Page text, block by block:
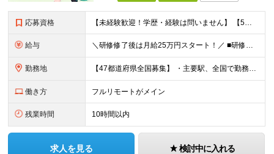
応募資格 【未経験歓迎！学歴・経験は問いません】 【5名以上の積極採用を予定！】 事業拡大中につき、 これからイラストレーターを目指したい方を積極採用中です！ 「イラストを仕事にしてみたい」 「好きなことを
給与 ＼研修修了後は月給25万円スタート！／ ■研修修了後 月給25万円＋賞与＋インセンティブ賞与 ※残業代は別途支給 ▽研修期間▽ 【未経験者】 ▶ 月給20万円～ 【固定残業代について】
勤務地 【47都道府県全国募集】 ・主要駅、全国で勤務可能！ ・どこに住んでいても応募可能！ 【東京本社】 東京都品川区東品川5-9-2 ≪リモート研修♪⾯接も基本的にオンラインで実施します≫ －主要駅
働き方 フルリモートがメイン
残業時間 10時間以内
求人を見る 検討中に入れる